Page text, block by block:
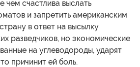
чем счастлива выслать
и запретить американским
в ответ на высылку
разведчиков, но экономические
на углеводороды, ударят
причинит ей боль.